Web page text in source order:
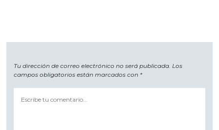
Tu dirección de correo electrónico no será publicada. Los
campos obligatorios están marcados con *